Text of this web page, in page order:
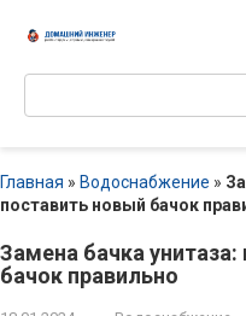
Поиск:
Главная » Водоснабжение »
поставить новый бачок
Замена бачка
бачок правильно